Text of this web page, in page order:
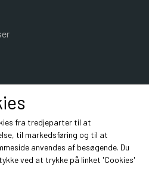
fra tredjeparter til at
til markedsføring og til at
anvendes af besøgende. Du
ved at trykke på linket 'Cookies'